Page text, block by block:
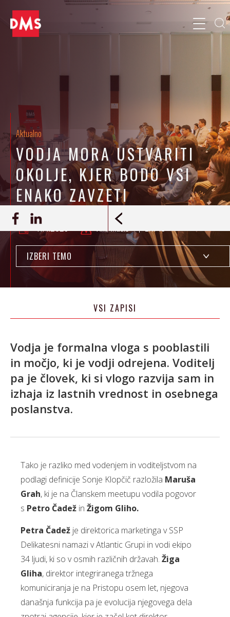
Aktualno
VODJA MORA USTVARITI
OKOLJE, KJER BODO VSI
ENAKO ZAVZETI
11.4.2025 Ana Mušič
IZBERI TEMO
VSI ZAPISI
Vodja je formalna vloga s pooblastili
in močjo, ki je vodji odrejena. Voditelj
pa je človek, ki si vlogo razvija sam in
izhaja iz lastnih vrednost in osebnega
poslanstva.
Tako je razliko med vodenjem in voditeljstvom na
podlagi definicije Sonje Klopčič razložila Maruša
Grah, ki je na Članskem meetupu vodila pogovor
s Petro Čadež in Žigom Gliho.
Petra Čadež je direktorica marketinga v SSP
Delikatesni namazi v Atlantic Grupi in vodi ekipo
34 ljudi, ki so v osmih različnih državah. Žiga
Gliha, direktor integriranega tržnega
komuniciranja je na Pristopu osem let, njegova
današnja funkcija pa je evolucija njegovega dela